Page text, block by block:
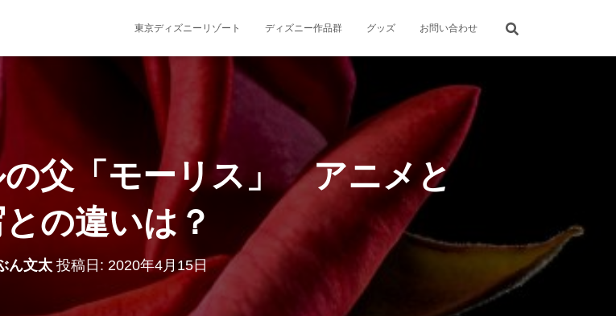
東京ディズニーリゾート ディズニー作品群 グッズ お問い合わせ
の父「モーリス」 アニメと
の違いは？
ん文太投稿日: 2020年4月15日